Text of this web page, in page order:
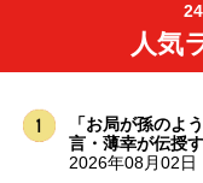
人気
「お局が孫のよ
言・薄幸が伝授
2026年08月02日